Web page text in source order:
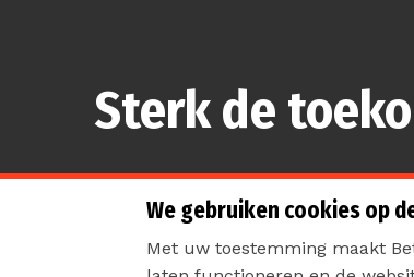
Sterk de
We gebruiken cookies op
Met uw toestemming maakt